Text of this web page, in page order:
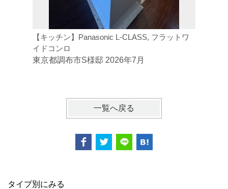
【キッチン】Panasonic L-CLASS, フラットワ
イドコンロ
東京都調布市S様邸 2026年7月
一覧へ戻る
タイプ別にみる